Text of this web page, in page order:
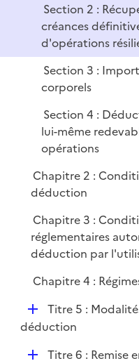
e
Section 2 :
créances
d'opérations
Section 3 :
corporels
Section 4 :
lui-même
opérations
Chapitre 2 :
déduction
Chapitre 3 :
réglementaires
déduction par
Chapitre 4 :
D
é
Titre 5 :
déduction
DTitre 6 : Remise